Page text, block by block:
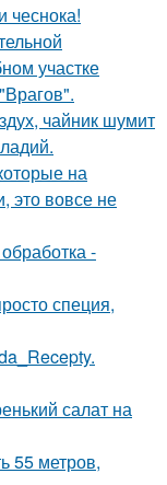
чеснока!
участке
чайник шумит
на
это вовсе не
-
специя,
салат на
55 метров,